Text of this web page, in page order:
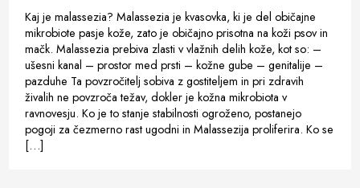
Kaj je malassezia? Malassezia je kvasovka, ki je del običajne
mikrobiote pasje kože, zato je običajno prisotna na koži psov in
mačk. Malassezia prebiva zlasti v vlažnih delih kože, kot so: –
ušesni kanal – prostor med prsti – kožne gube – genitalije –
pazduhe Ta povzročitelj sobiva z gostiteljem in pri zdravih
živalih ne povzroča težav, dokler je kožna mikrobiota v
ravnovesju. Ko je to stanje stabilnosti ogroženo, postanejo
pogoji za čezmerno rast ugodni in Malassezija proliferira. Ko se
[…]